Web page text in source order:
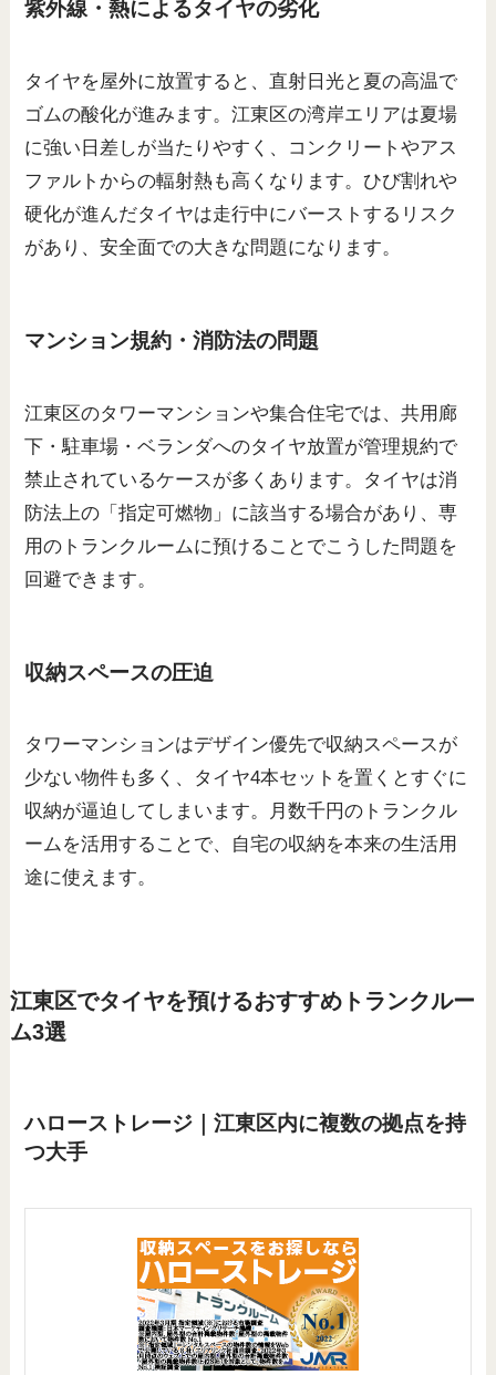
紫外線・熱によるタイヤの劣化
タイヤを屋外に放置すると、直射日光と夏の高温で
ゴムの酸化が進みます。江東区の湾岸エリアは夏場
に強い日差しが当たりやすく、コンクリートやアス
ファルトからの輻射熱も高くなります。ひび割れや
硬化が進んだタイヤは走行中にバーストするリスク
があり、安全面での大きな問題になります。
マンション規約・消防法の問題
江東区のタワーマンションや集合住宅では、共用廊
下・駐車場・ベランダへのタイヤ放置が管理規約で
禁止されているケースが多くあります。タイヤは消
防法上の「指定可燃物」に該当する場合があり、専
用のトランクルームに預けることでこうした問題を
回避できます。
収納スペースの圧迫
タワーマンションはデザイン優先で収納スペースが
少ない物件も多く、タイヤ4本セットを置くとすぐに
収納が逼迫してしまいます。月数千円のトランクル
ームを活用することで、自宅の収納を本来の生活用
途に使えます。
江東区でタイヤを預けるおすすめトランクルー
ム3選
ハローストレージ｜江東区内に複数の拠点を持
つ大手